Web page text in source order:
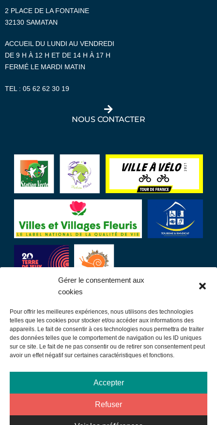
Gérer le consentement aux
cookies
Pour offrir les meilleures expériences, nous utilisons des technologies
telles que les cookies pour stocker et/ou accéder aux informations des
appareils. Le fait de consentir à ces technologies nous permettra de traiter
des données telles que le comportement de navigation ou les ID uniques
sur ce site. Le fait de ne pas consentir ou de retirer son consentement peut
avoir un effet négatif sur certaines caractéristiques et fonctions.
Accepter
Refuser
2 PLACE DE LA FONTAINE
32130 SAMATAN
ACCUEIL DU LUNDI AU VENDREDI
DE 9 H À 12 H ET DE 14 H À 17 H
FERMÉ LE MARDI MATIN
TEL : 05 62 62 30 19
NOUS CONTACTER
LIENS UTILES
Communauté de communes
Mentions légales
Données personnelles – Rgpd